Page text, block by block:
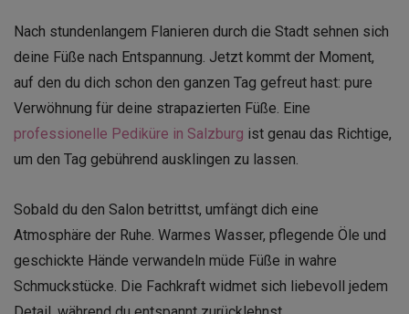
Nach stundenlangem Flanieren durch die Stadt sehnen sich
deine Füße nach Entspannung. Jetzt kommt der Moment,
auf den du dich schon den ganzen Tag gefreut hast: pure
Verwöhnung für deine strapazierten Füße. Eine
professionelle Pediküre in Salzburg ist genau das Richtige,
um den Tag gebührend ausklingen zu lassen.
Sobald du den Salon betrittst, umfängt dich eine
Atmosphäre der Ruhe. Warmes Wasser, pflegende Öle und
geschickte Hände verwandeln müde Füße in wahre
Schmuckstücke. Die Fachkraft widmet sich liebevoll jedem